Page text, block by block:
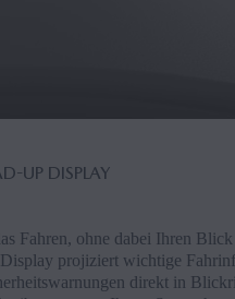
UP DISPLAY
Fahren, ohne dabei Ihren
projiziert wichtige
direkt in